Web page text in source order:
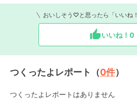
おいしそう♡と思ったら「いいね
いいね！ 0
つくったよレポート（0件）
つくったよレポートはありません